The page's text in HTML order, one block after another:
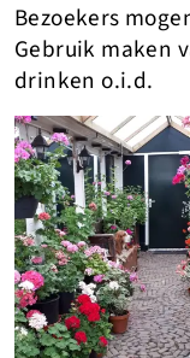
Bezoekers
Gebruik maken
drinken o.i.d.